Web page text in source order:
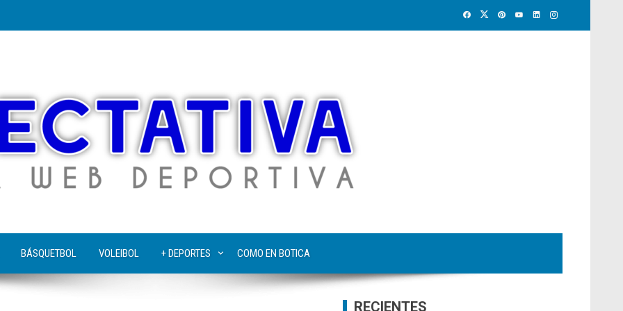
BÁSQUETBOL VOLEIBOL + DEPORTES COMO EN BOTICA
RECIENTES